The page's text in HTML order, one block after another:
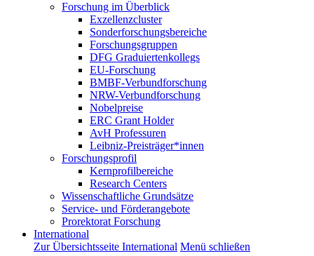
Forschung im Überblick
Exzellenzcluster
Sonderforschungsbereiche
Forschungsgruppen
DFG Graduiertenkollegs
EU-Forschung
BMBF-Verbundforschung
NRW-Verbundforschung
Nobelpreise
ERC Grant Holder
AvH Professuren
Leibniz-Preisträger*innen
Forschungsprofil
Kernprofilbereiche
Research Centers
Wissenschaftliche Grundsätze
Service- und Förderangebote
Prorektorat Forschung
International
Zur Übersichtsseite International Menü schließen